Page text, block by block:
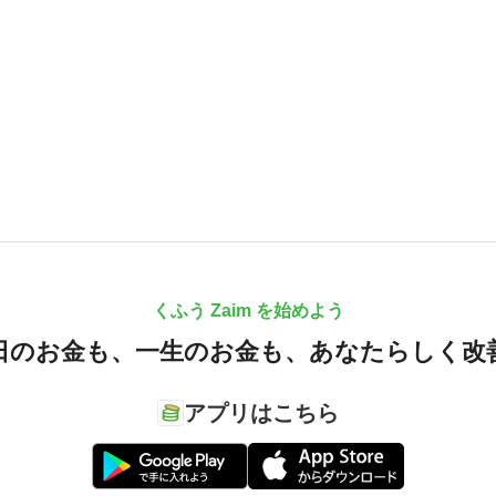
くふう Zaim を始めよう
のお金も、 一生のお金も、 あなたらしく改
アプリはこちら